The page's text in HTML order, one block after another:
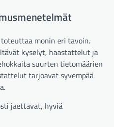
monin eri tavoin.
kyselyt, haastattelut ja
suurten tietomäärien
tarjoavat syvempää
jaettavat, hyviä